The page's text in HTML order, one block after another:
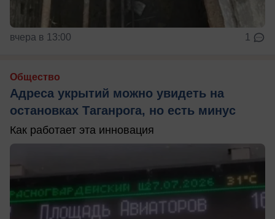
вчера в 13:00 1
Общество
Адреса укрытий можно увидеть на
остановках Таганрога, но есть минус
Как работает эта инновация